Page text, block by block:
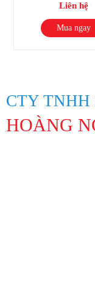
Liên hệ
Mua ngay
CTY
HOÀNG